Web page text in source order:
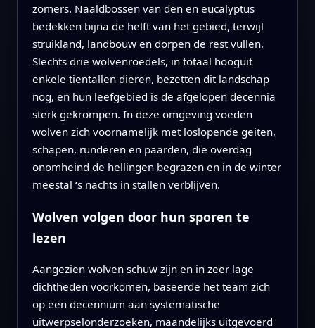
zomers. Naaldbossen van den en eucalyptus
bedekken bijna de helft van het gebied, terwijl
struikland, landbouw en dorpen de rest vullen.
Slechts drie wolvenroedels, in totaal hooguit
enkele tientallen dieren, bezetten dit landschap
nog, en hun leefgebied is de afgelopen decennia
sterk gekrompen. In deze omgeving voeden
wolven zich voornamelijk met loslopende geiten,
schapen, runderen en paarden, die overdag
onomheind de hellingen begrazen en in de winter
meestal ‘s nachts in stallen verblijven.
Wolven volgen door hun sporen te
lezen
Aangezien wolven schuw zijn en in zeer lage
dichtheden voorkomen, baseerde het team zich
op een decennium aan systematische
uitwerpselonderzoeken, maandelijks uitgevoerd